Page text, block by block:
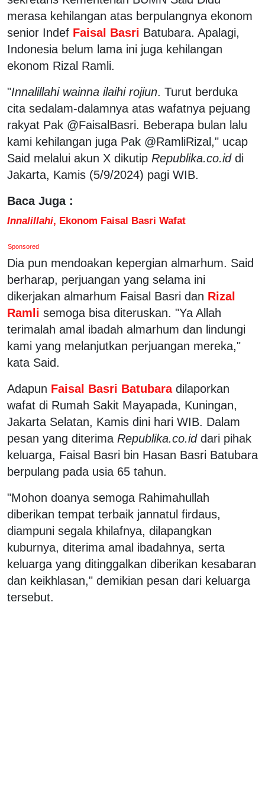
merasa kehilangan atas berpulangnya ekonom
senior Indef Faisal Basri Batubara. Apalagi,
Indonesia belum lama ini juga kehilangan
ekonom Rizal Ramli.
"Innalillahi wainna ilaihi rojiun. Turut berduka
cita sedalam-dalamnya atas wafatnya pejuang
rakyat Pak @FaisalBasri. Beberapa bulan lalu
kami kehilangan juga Pak @RamliRizal," ucap
Said melalui akun X dikutip Republika.co.iddi
Jakarta, Kamis (5/9/2024) pagi WIB.
Baca Juga :
Innalillahi, Ekonom Faisal Basri Wafat
Sponsored
Dia pun mendoakan kepergian almarhum. Said
berharap, perjuangan yang selama ini
dikerjakan almarhum Faisal Basri dan Rizal
Ramli semoga bisa diteruskan. "Ya Allah
terimalah amal ibadah almarhum dan lindungi
kami yang melanjutkan perjuangan mereka,"
kata Said.
Adapun Faisal Basri Batubara dilaporkan
wafat di Rumah Sakit Mayapada, Kuningan,
Jakarta Selatan, Kamis dini hari WIB. Dalam
pesan yang diterima Republika.co.iddari pihak
keluarga, Faisal Basri bin Hasan Basri Batubara
berpulang pada usia 65 tahun.
"Mohon doanya semoga Rahimahullah
diberikan tempat terbaik jannatul firdaus,
diampuni segala khilafnya, dilapangkan
kuburnya, diterima amal ibadahnya, serta
keluarga yang ditinggalkan diberikan kesabaran
dan keikhlasan," demikian pesan dari keluarga
tersebut.